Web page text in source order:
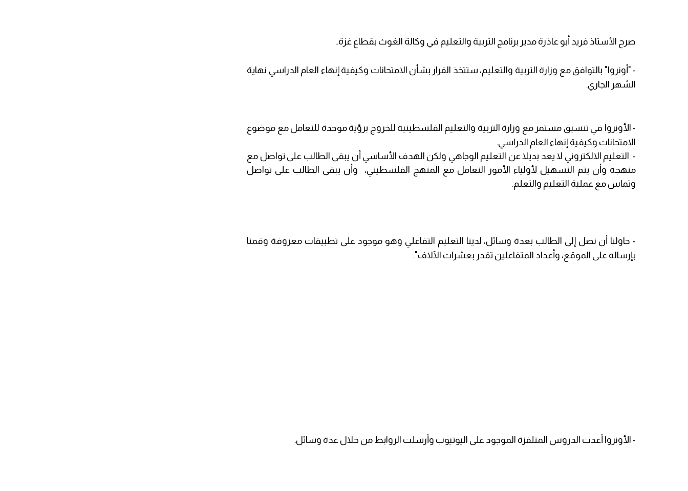
صرح الأستاذ فريد أبو عاذرة مدير برنامج التربية والتعليم في وكالة الغوث بقطاع غزة..
- "أونروا" بالتوافق مع وزارة التربية والتعليم، ستتخذ القرار بشأن الامتحانات وكيفية إنهاء العام الدراسي نهاية
الشهر الجاري.
- الأونروا في تنسيق مستمر مع وزارة التربية والتعليم الفلسطينية للخروج برؤية موحدة للتعامل مع موضوع
الامتحانات وكيفية إنهاء العام الدراسي.
- التعليم الالكتروني لا يعد بديلا عن التعليم الوجاهي ولكن الهدف الأساسي أن يبقى الطالب على تواصل مع
منهجه وأن يتم التسهيل لأولياء الأمور التعامل مع المنهج الفلسطيني، وأن يبقى الطالب على تواصل
وتماس مع عملية التعليم والتعلم.
- حاولنا أن نصل إلى الطالب بعدة وسائل، لدينا التعليم التفاعلي وهو موجود على تطبيقات معروفة وقمنا
بإرساله على الموقع، وأعداد المتفاعلين تقدر بعشرات الآلاف".
- الأونروا أعدت الدروس المتلفزة الموجود على اليوتيوب وأرسلت الروابط من خلال عدة وسائل.